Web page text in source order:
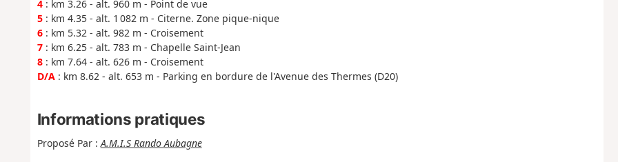
4: km 3.26 - alt. 960 m - Point de vue
5: km 4.35 - alt. 1 082 m - Citerne. Zone pique-nique
6: km 5.32 - alt. 982 m - Croisement
7: km 6.25 - alt. 783 m - Chapelle Saint-Jean
8: km 7.64 - alt. 626 m - Croisement
D/A: km 8.62 - alt. 653 m - Parking en bordure de l'Avenue des Thermes (D20)
Informations pratiques
Proposé Par :A.M.I.S Rando Aubagne